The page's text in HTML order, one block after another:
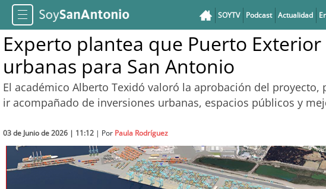
SOYTV Podcast Actualidad
Experto plantea que Puerto
urbanas para San Antonio
El académico Alberto Texidó valoró la aprobación del
ir acompañado de inversiones urbanas, espacios públicos y
03 de Junio de 2026 | 11:12 | Por Paula Rodríguez